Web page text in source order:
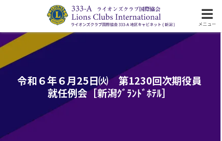
ライオンズクラブ国際協会333-A地区の活動
令和６年６月25日㈫ 第1230回次期役員
就任例会［新潟ｸﾞﾗﾝﾄﾞﾎﾃﾙ］
メニュー